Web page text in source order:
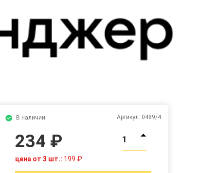
В наличии Артикул: 0489/4
234 ₽
цена от 3 шт.: 199 ₽
1